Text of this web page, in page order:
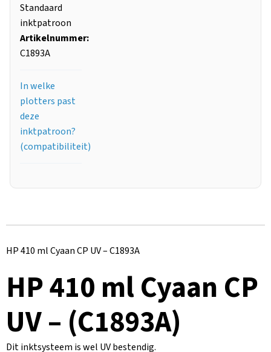
Standaard
inktpatroon
Artikelnummer:
C1893A
In welke
plotters past
deze
inktpatroon?
(compatibiliteit)
HP 410 ml Cyaan CP UV – C1893A
HP410 mlCyaan CP
UV – (C1893A)
Dit inktsysteem is wel UV bestendig.